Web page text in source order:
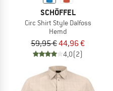
SCHÖFFEL
Circ Shirt Style Dalfoss
Hemd
59,95 €44,96 €
4,0(2)